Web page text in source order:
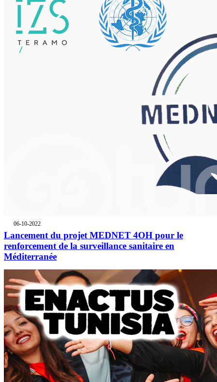
06-10-2022
Lancement du projet MEDNET 4OH pour le
renforcement de la surveillance sanitaire en
Méditerranée